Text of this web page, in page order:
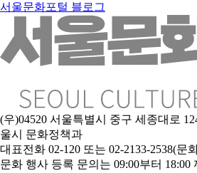
서울문화포털 블로그
(우)04520 서울특별시 중구 세종대로
울시 문화정책과
대표전화 02-120 또는 02-2133-2538(문
문화 행사 등록 문의는 09:00부터 18:00